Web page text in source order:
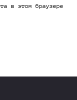
в этом браузере